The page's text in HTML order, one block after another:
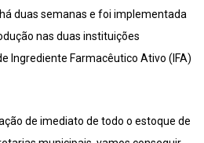
duas semanas e foi implementada
nas duas instituições
Ingrediente Farmacêutico Ativo (IFA)
de imediato de todo o estoque de